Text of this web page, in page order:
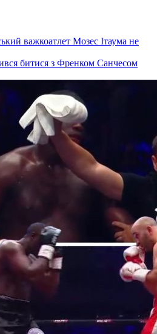
битися з Френком Санчесом